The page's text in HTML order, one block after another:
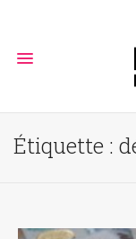
Étiquette :